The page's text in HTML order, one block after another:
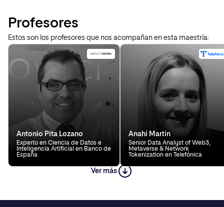
Profesores
Estos son los profesores que nos acompañan en esta maestría:
Antonio Pita Lozano
Experto en Ciencia de Datos e
Inteligencia Artificial en Banco de
España
Anahí Martín
Senior Data Analyst of Web3,
Metaverse & Network
Tokenization en Telefónica
Ver más